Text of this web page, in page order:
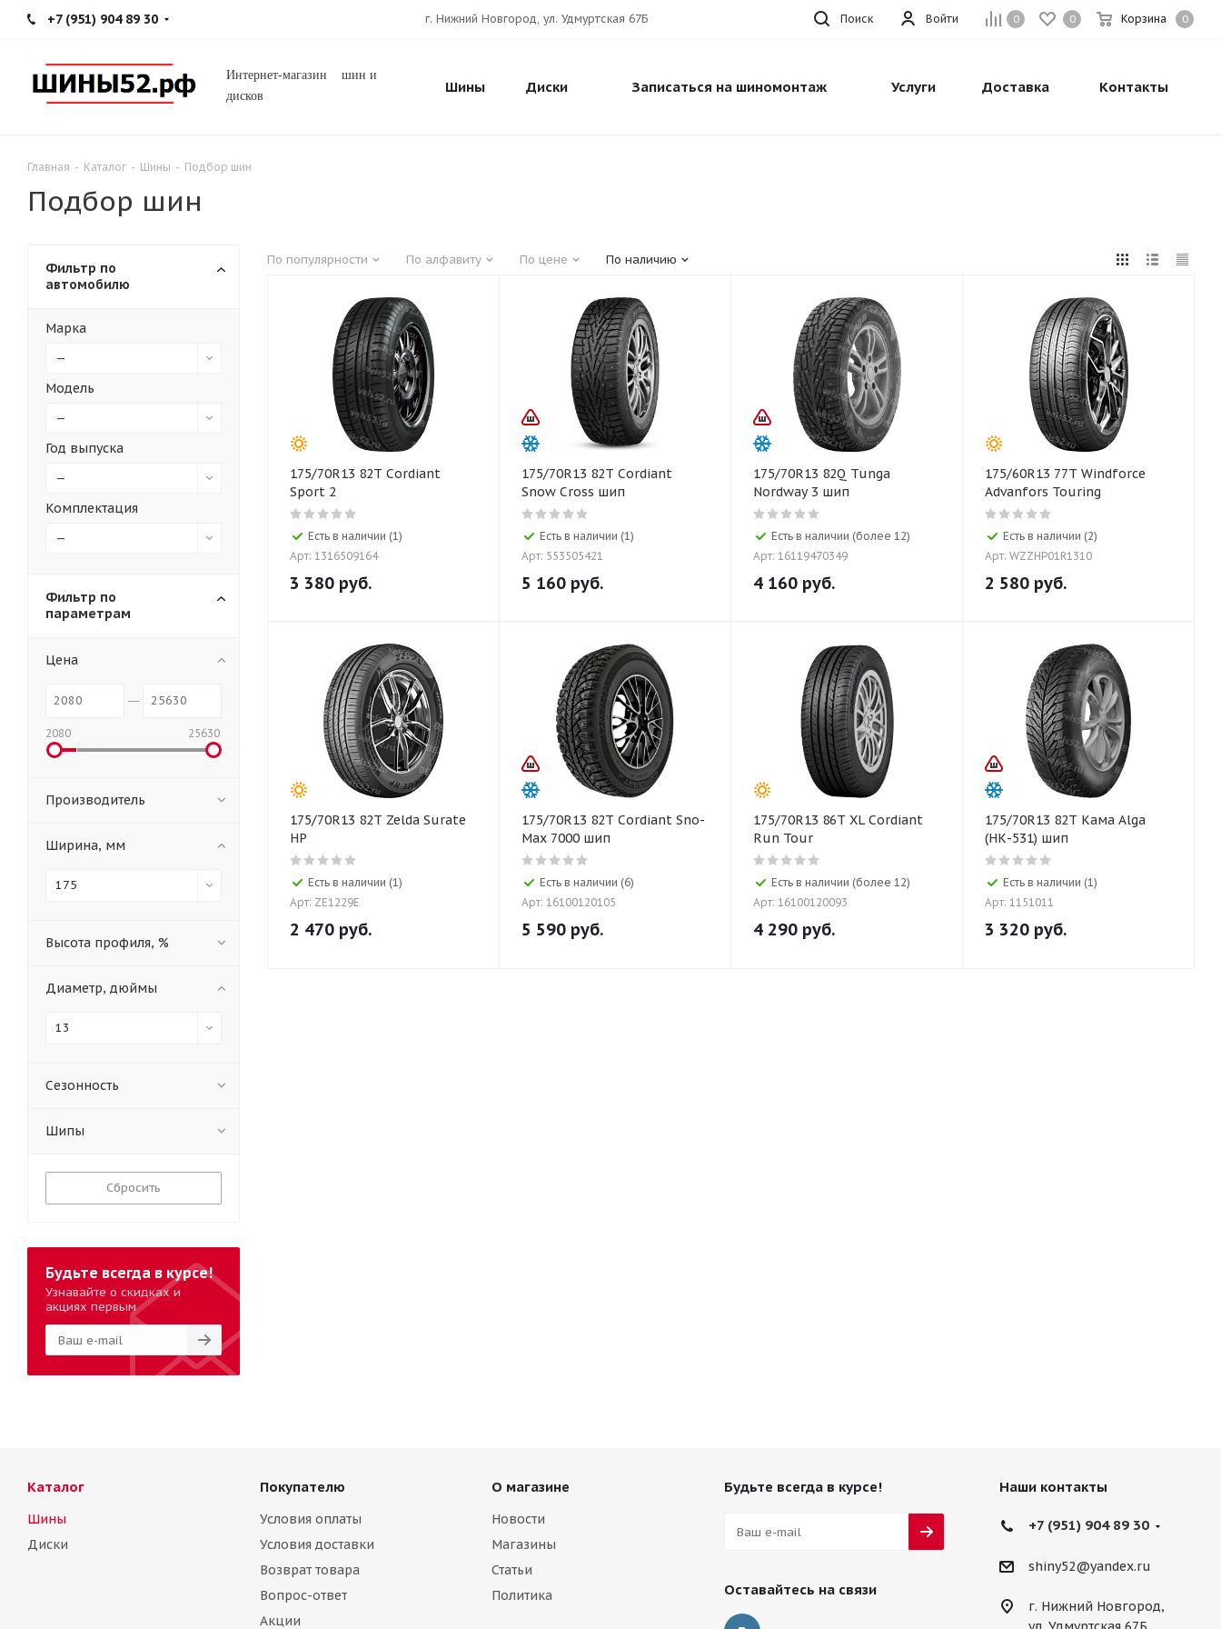
+7 (951) 904 89 30 0 0 Корзина 0
Войти
г. Нижний Новгород, ул. Удмуртская 67Б Поиск
Интернет-магазин шин и
дисков
Шины Диски Записаться на шиномонтаж Услуги Доставка Контакты
Главная - Каталог - Шины - Подбор шин
Подбор шин
По популярности По алфавиту По цене По наличию
175/70R13 82T Cordiant
Sport 2
Есть в наличии (1)
Арт: 1316509164
3 380 руб.
175/70R13 82T Cordiant
Snow Cross шип
Есть в наличии (1)
Арт: 553505421
5 160 руб.
175/70R13 82Q Tunga
Nordway 3 шип
Есть в наличии (более 12)
Арт: 16119470349
4 160 руб.
175/60R13 77T Windforce
Advanfors Touring
Есть в наличии (2)
Арт: WZZHP01R1310
2 580 руб.
175/70R13 82T Zelda Surate
HP
Есть в наличии (1)
Арт: ZE1229E
2 470 руб.
175/70R13 82T Cordiant Sno-
Max 7000 шип
Есть в наличии (6)
Арт: 16100120105
5 590 руб.
175/70R13 86T XL Cordiant
Run Tour
Есть в наличии (более 12)
Арт: 16100120093
4 290 руб.
175/70R13 82T Кама Alga
(НК-531) шип
Есть в наличии (1)
Арт: 1151011
3 320 руб.
Фильтр по
автомобилю
Марка
—
Модель
—
Год выпуска
—
Комплектация
—
Фильтр по
параметрам
Цена
2080 25630
Производитель
Ширина, мм
175
Высота профиля, %
Диаметр, дюймы
13
Сезонность
Шипы
Сбросить
Будьте всегда в курсе!
Узнавайте о скидках и
акциях первым
Каталог
Шины
Диски
Покупателю
Условия оплаты
Условия доставки
Возврат товара
Вопрос-ответ
Акции
О магазине
Новости
Магазины
Статьи
Политика
Будьте всегда в курсе!
Оставайтесь на связи
Наши контакты
+7 (951) 904 89 30
shiny52@yandex.ru
г. Нижний Новгород,